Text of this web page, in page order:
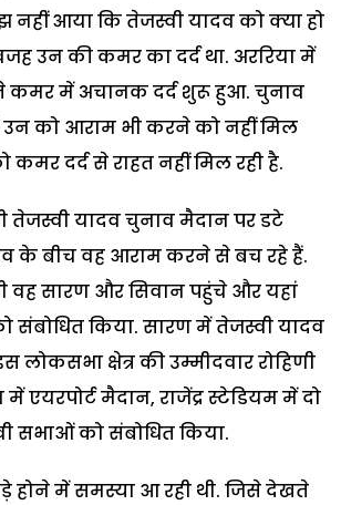
आया कि तेजस्वी यादव को क्या हो
उन की कमर का दर्द था. अररिया में
कमर में अचानक दर्द शुरू हुआ. चुनाव
उन को आराम भी करने को नहीं मिल
कमर दर्द से राहत नहीं मिल रही है.
तेजस्वी यादव चुनाव मैदान पर डटे
के बीच वह आराम करने से बच रहे हैं.
वह सारण और सिवान पहुंचे और यहां
किया. सारण में तेजस्वी यादव
क्षेत्र की उम्मीदवार रोहिणी
एयरपोर्ट मैदान, राजेंद्र स्टेडियम में दो
सभाओं को संबोधित किया.
होने में समस्या आ रही थी. जिसे देखते